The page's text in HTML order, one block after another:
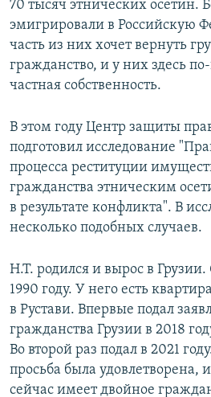
70 тысяч этнических осетин.
эмигрировали в Российскую
часть из них хочет вернуть
гражданство, и у них здесь
частная собственность.
В этом году Центр защиты
подготовил исследование
процесса реституции
гражданства этническим
в результате конфликта". В
несколько подобных случаев.
Н.Т. родился и вырос в
1990 году. У него есть
в Рустави. Впервые подал
гражданства Грузии в 2018
Во второй раз подал в 2021
просьба была удовлетворена,
сейчас имеет двойное